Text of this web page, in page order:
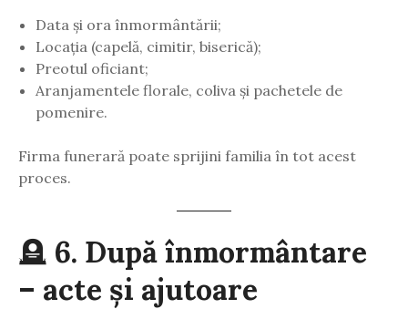
Data și ora înmormântării;
Locația (capelă, cimitir, biserică);
Preotul oficiant;
Aranjamentele florale, coliva și pachetele de
pomenire.
Firma funerară poate sprijini familia în tot acest
proces.
🪦 6. După înmormântare
– acte și ajutoare